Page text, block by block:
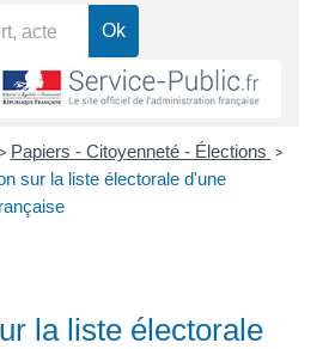
> Papiers - Citoyenneté - Élections >
sur la liste électorale d'une
la liste électorale